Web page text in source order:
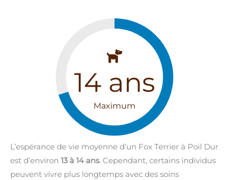
14 ans
Maximum
L’espérance de vie moyenne d’un Fox Terrier à Poil Dur
est d’environ 13 à 14 ans. Cependant, certains individus
peuvent vivre plus longtemps avec des soins